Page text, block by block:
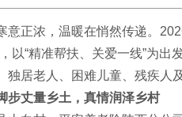
正浓，温暖在悄然传递。
以“精准帮扶、关爱一线”为
独居老人、困难儿童、残疾人
丈量乡土，真情润泽乡村